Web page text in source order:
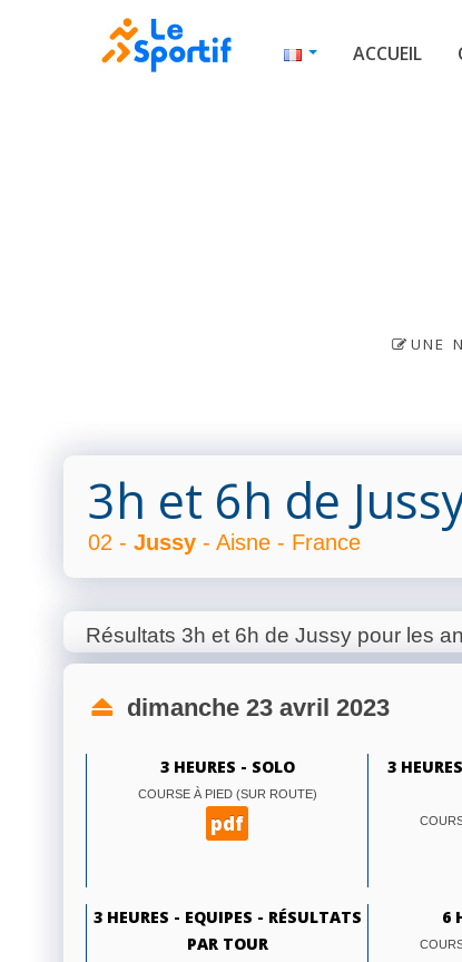
ACCUEIL
UNE
3h et 6h de
02 - Jussy - Aisne - France
Résultats 3h et 6h de Jussy pour les
dimanche 23 avril 2023
3 HEURES - SOLO
COURSE À PIED (SUR ROUTE)
pdf
3
3 HEURES - EQUIPES - RÉSULTATS
PAR TOUR
6